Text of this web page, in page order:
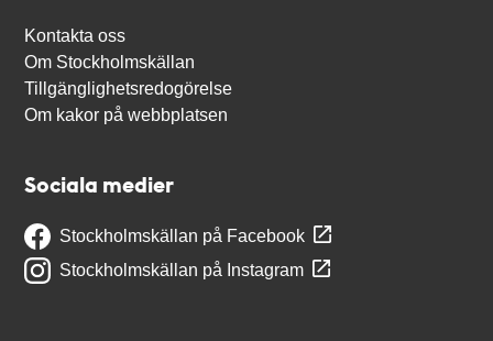
Kontakta oss
Om Stockholmskällan
Tillgänglighetsredogörelse
Om kakor på webbplatsen
Sociala medier
Stockholmskällan på Facebook
Stockholmskällan på Instagram